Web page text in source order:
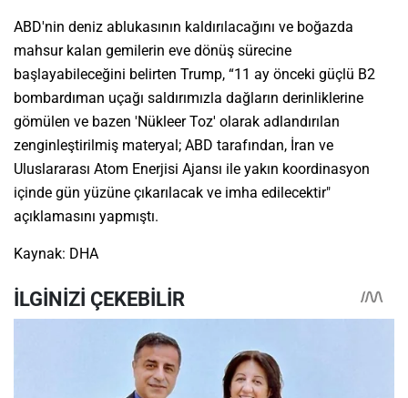
ABD'nin deniz ablukasının kaldırılacağını ve boğazda
mahsur kalan gemilerin eve dönüş sürecine
başlayabileceğini belirten Trump, “11 ay önceki güçlü B2
bombardıman uçağı saldırımızla dağların derinliklerine
gömülen ve bazen 'Nükleer Toz' olarak adlandırılan
zenginleştirilmiş materyal; ABD tarafından, İran ve
Uluslararası Atom Enerjisi Ajansı ile yakın koordinasyon
içinde gün yüzüne çıkarılacak ve imha edilecektir"
açıklamasını yapmıştı.
Kaynak: DHA